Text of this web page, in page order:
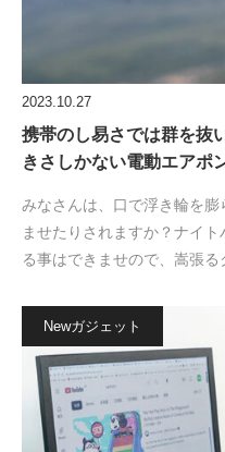
2023.10.27
携帯のし易さでは群を抜
きさしかない電動エアポ
みなさんは、口で浮き輪を
ませたりされますか？ナイ
る事はできませので、嵩張
Newガジェット